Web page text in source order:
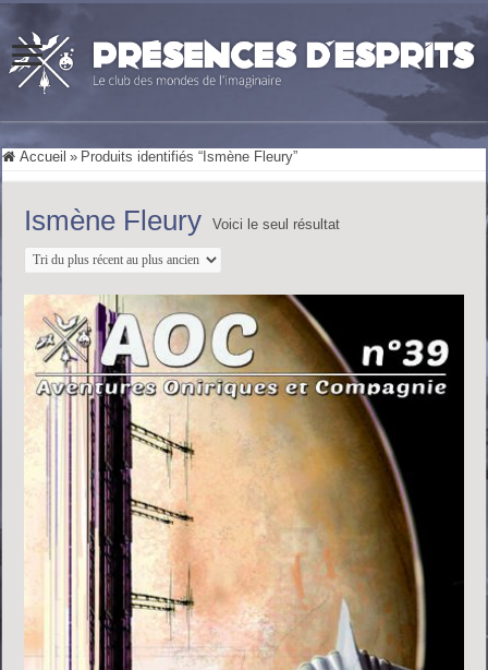
Accueil » Produits identifiés “Ismène Fleury”
Ismène Fleury Voici le seul résultat